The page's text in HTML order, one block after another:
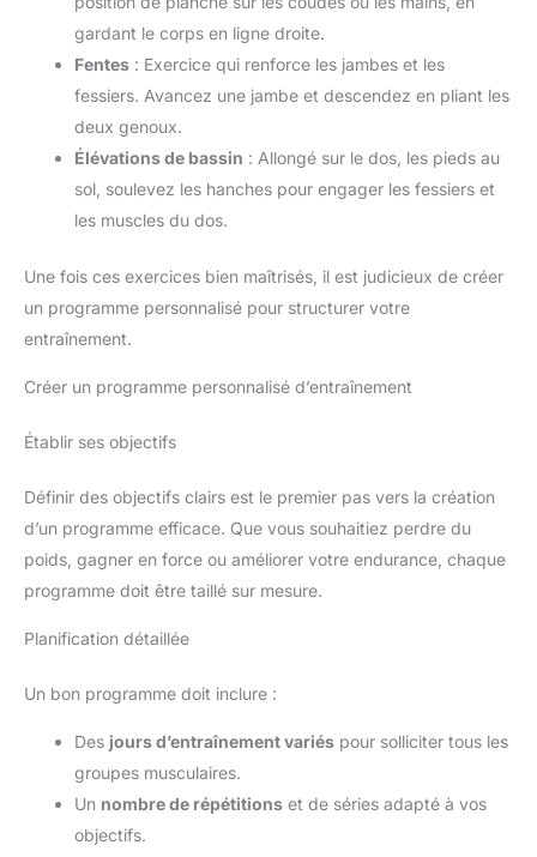
gardant le corps en ligne droite.
Fentes : Exercice qui renforce les jambes et les
fessiers. Avancez une jambe et descendez en pliant les
deux genoux.
Élévations de bassin : Allongé sur le dos, les pieds au
sol, soulevez les hanches pour engager les fessiers et
les muscles du dos.
Une fois ces exercices bien maîtrisés, il est judicieux de créer
un programme personnalisé pour structurer votre
entraînement.
Créer un programme personnalisé d’entraînement
Établir ses objectifs
Définir des objectifs clairs est le premier pas vers la création
d’un programme efficace. Que vous souhaitiez perdre du
poids, gagner en force ou améliorer votre endurance, chaque
programme doit être taillé sur mesure.
Planification détaillée
Un bon programme doit inclure :
Des jours d’entraînement variés pour solliciter tous les
groupes musculaires.
Un nombre de répétitions et de séries adapté à vos
objectifs.